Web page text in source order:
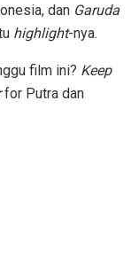
dan Garuda
highlight-nya.
film ini? Keep
for Putra dan